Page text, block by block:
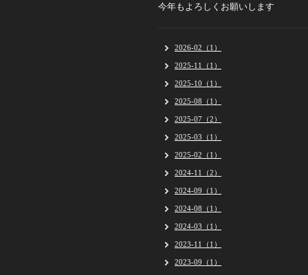
今年もよろしくお願いします
2026-02（1）
2025-11（1）
2025-10（1）
2025-08（1）
2025-07（2）
2025-03（1）
2025-02（1）
2024-11（2）
2024-09（1）
2024-08（1）
2024-03（1）
2023-11（1）
2023-09（1）